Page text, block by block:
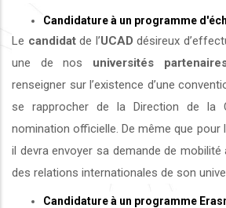
Candidature à un programme
Le candidatde l’UCAD désireux
une de nos universités
renseigner sur l’existence d’une
se rapprocher de la Direction de la
nomination officielle. De même que pour
il devra envoyer sa demande de mobilité
des relations internationales de son
Candidature à un programme